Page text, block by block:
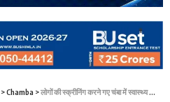
>Chamba >लोगों की स्क्रीनिंग करने गए चंबा में स्वास्थ्य कर्मियों से दुर्व्यवहार, घर से भी निकाला